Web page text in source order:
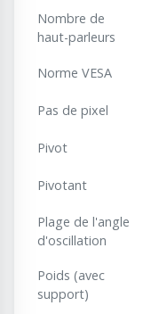
Nombre de
haut-parleurs
Norme VESA
Pas de pixel
Pivot
Pivotant
Plage de l'angle
d'oscillation
Poids (avec
support)